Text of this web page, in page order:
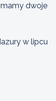
mamy dwoje
w lipcu